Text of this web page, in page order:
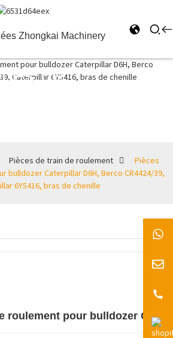
Zhongkai Machinery
de
Pièces de train de roulement
Pièces
bulldozer Caterpillar D6H, Berco CR4424/39,
6Y5416, bras de chenille
roulement pour bulldozer